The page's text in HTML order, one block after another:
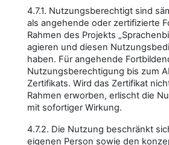
4.7.1. Nutzungsberechtigt sind
als angehende oder zertifizierte
Rahmen des Projekts
agieren und diesen
haben. Für angehende
Nutzungsberechtigung bis zum
Zertifikats. Wird das Zertifikat
Rahmen erworben, erlischt die
mit sofortiger Wirkung.
4.7.2. Die Nutzung beschränkt
eigenen Person sowie den